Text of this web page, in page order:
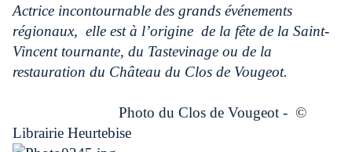
Actrice incontournable des grands événements
régionaux, elle est à l’origine de la fête de la Saint-
Vincent tournante, du Tastevinage ou de la
restauration du Château du Clos de Vougeot.
Photo du Clos de Vougeot - ©
Librairie Heurtebise